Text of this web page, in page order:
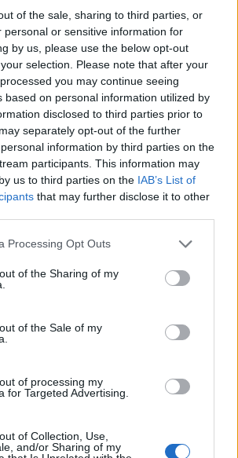
of the sale, sharing to third parties, or
personal or sensitive information for
by us, please use the below opt-out
selection. Please note that after your
you may continue seeing
based on personal information utilized by
disclosed to third parties prior to
separately opt-out of the further
information by third parties on the
participants. This information may
us to third parties on the IAB’s List of
that may further disclose it to other
Processing Opt Outs
of the Sharing of my
of the Sale of my
of processing my
for Targeted Advertising.
of Collection, Use,
and/or Sharing of my
το
Γαλλική συμμετοχή στη
ποσοστό στη Great Sea
Υπουργείου Ανάπτυξης η
χρηματοδότηση του ΕΛΙΔΕΚ
την Great Sea Interconnector και
την ηλεκτρική σύνδεση Ελλάδας-